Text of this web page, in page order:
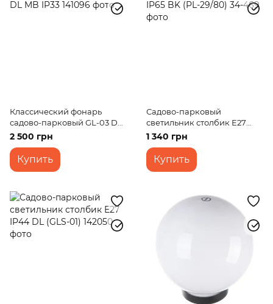
Классический фонарь
садово-парковый GL-03 DL
MB IP33
2 500 грн
Купить
Садово-парковый
светильник столбик E27
IP65 BK (PL-29/80)
1 340 грн
Купить